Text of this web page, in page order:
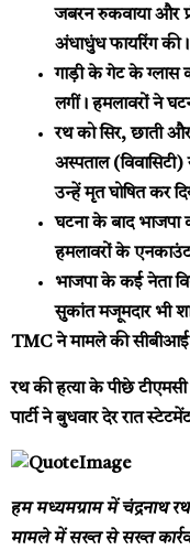
जबरन रुकवाया और
अंधाधुंध फायरिंग की।
गाड़ी के गेट के ग्लास
लगीं। हमलावरों ने
रथ को सिर, छाती
अस्पताल
उन्हें मृत घोषित कर
घटना के बाद भाजपा
हमलावरों के
भाजपा के कई नेता
सुकांत मजूमदार भी
TMC ने मामले की
रथ की हत्या के पीछे
पार्टी ने बुधवार देर रात
हम मध्यमग्राम में चंद्रनाथ
मामले में सख्त से सख्त